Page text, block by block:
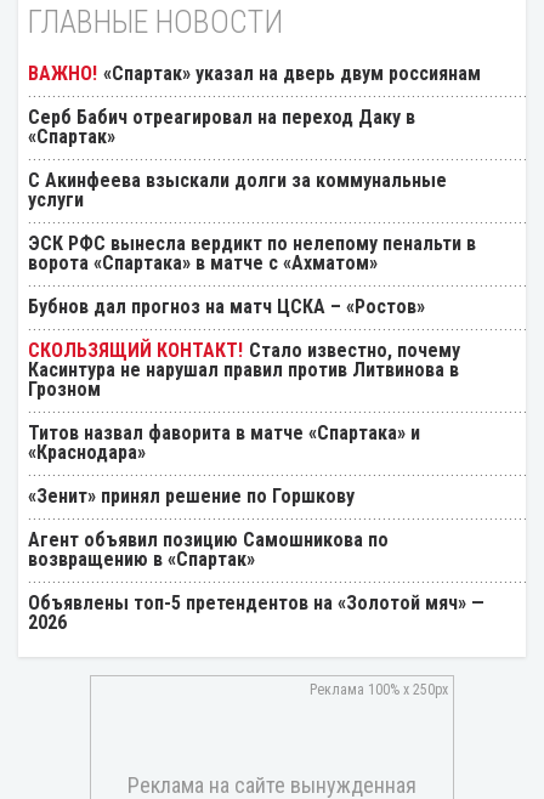
ГЛАВНЫЕ НОВОСТИ
«Спартак» указал на дверь двум россиянам
Серб Бабич отреагировал на переход Даку в
«Спартак»
С Акинфеева взыскали долги за коммунальные
услуги
ЭСК РФС вынесла вердикт по нелепому пенальти в
ворота «Спартака» в матче с «Ахматом»
Бубнов дал прогноз на матч ЦСКА – «Ростов»
Стало известно, почему
Касинтура не нарушал правил против Литвинова в
Грозном
Титов назвал фаворита в матче «Спартака» и
«Краснодара»
«Зенит» принял решение по Горшкову
Агент объявил позицию Самошникова по
возвращению в «Спартак»
Объявлены топ-5 претендентов на «Золотой мяч» —
2026